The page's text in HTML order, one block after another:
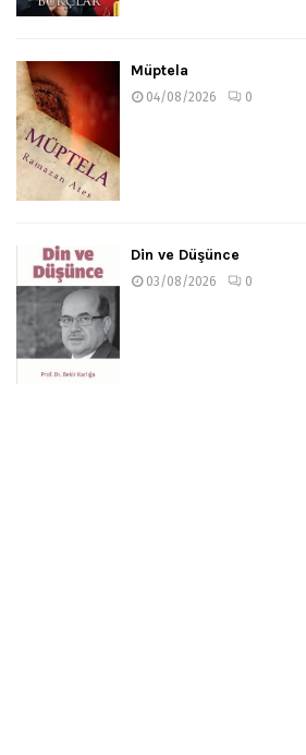
Müptela
04/08/2026 0
Din ve Düşünce
03/08/2026 0